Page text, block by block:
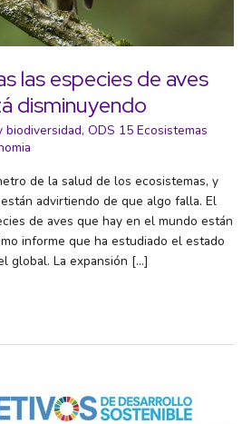
las especies de aves
disminuyendo
biodiversidad, ODS 15 Ecosistemas
de la salud de los ecosistemas, y
advirtiendo de que algo falla. El
de aves que hay en el mundo están
informe que ha estudiado el estado
global. La expansión […]